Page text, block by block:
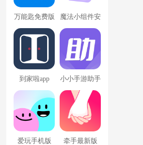
万能匙免费版 魔法小组件安
到家啦app 小小手游助手
最新版
爱玩手机版 牵手最新版